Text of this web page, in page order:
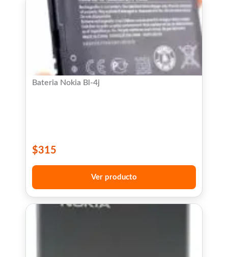
Bateria Nokia Bl-4j
$315
Ver producto